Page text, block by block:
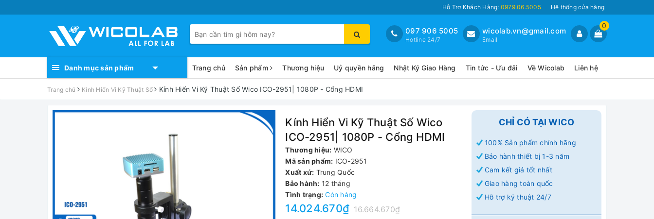
Hỗ Trợ Khách Hàng: 0979.06.5005 Hệ thống cửa hàng
0
wicolab.vn@gmail.com
Email
097 906 5005
Hotline 24/7
Danh mục sản phẩm Trang chủ Sản phẩm Thương hiệu Uỷ quyền hãng Nhật Ký Giao Hàng Tin tức - Ưu đãi Về Wicolab Liên hệ
Trang chủ Kính Hiển Vi Kỹ Thuật Số Kính Hiển Vi Kỹ Thuật Số Wico ICO-2951| 1080P - Cổng HDMI
Kính Hiển Vi Kỹ Thuật Số Wico
ICO-2951| 1080P - Cổng HDMI
Thương hiệu: WICO
Mã sản phẩm: ICO-2951
Xuất xứ: Trung Quốc
Bảo hành: 12 tháng
Tình trạng: Còn hàng
14.024.670₫ 16.664.670₫
CHỈ CÓ TẠI WICO
100% Sản phẩm chính hãng
Bảo hành thiết bị 1-3 năm
Cam kết giá tốt nhất
Giao hàng toàn quốc
Hỗ trợ kỹ thuật 24/7